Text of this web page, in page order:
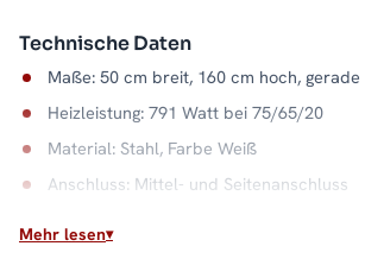
Technische Daten
Maße: 50 cm breit, 160 cm hoch,
Heizleistung: 791 Watt bei 75/65/20
Material: Stahl, Farbe Weiß
Anschluss: Mittel- und Seitenanschluss
Mehr lesen